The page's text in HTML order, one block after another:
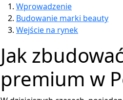
Wprowadzenie
Budowanie marki beauty
Wejście na rynek
Jak
premium w